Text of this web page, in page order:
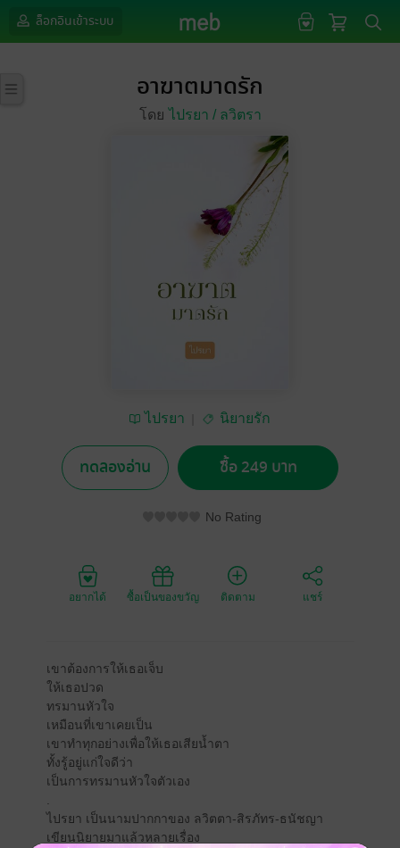
ล็อกอินเข้าระบบ
อาฆาตมาดรัก
โดย ไปรยา / ลวิตรา
ไปรยา นิยายรัก
ทดลองอ่าน ซื้อ 249 บาท
No Rating
อยากได้ ซื้อเป็นของขวัญ ติดตาม แชร์
เขาต้องการให้เธอเจ็บ
ให้เธอปวด
ทรมานหัวใจ
เหมือนที่เขาเคยเป็น
เขาทำทุกอย่างเพื่อให้เธอเสียน้ำตา
ทั้งรู้อยู่แก่ใจดีว่า
เป็นการทรมานหัวใจตัวเอง
ไปรยา เป็นนามปากกาของ ลวิตตา-สิรภัทร-ธนัชญา
เขียนนิยายมาแล้วหลายเรื่อง